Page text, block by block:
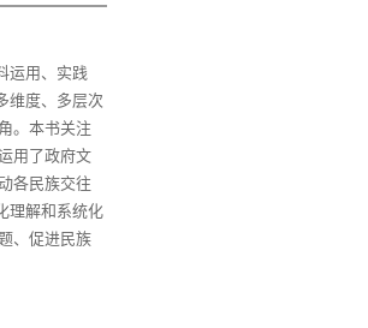
运用、实践
维度、多层次
。本书关注
用了政府文
各民族交往
理解和系统化
、促进民族